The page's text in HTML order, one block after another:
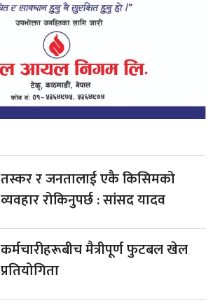
तस्कर र जनतालाई एकै किसिमको
व्यवहार रोकिनुपर्छ : सांसद यादव
कर्मचारीहरूबीच मैत्रीपूर्ण फुटबल खेल
प्रतियोगिता